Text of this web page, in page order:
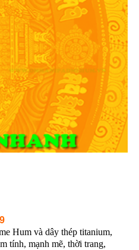
Hum và dây thép titanium,
tính, mạnh mẽ, thời trang,